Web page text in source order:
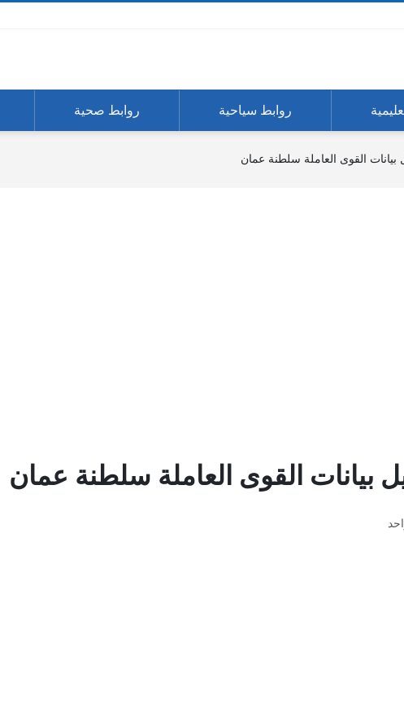
روابط سياحية روابط صحية
بيانات القوى العاملة سلطنة عمان
بيانات القوى العاملة سلطنة عمان